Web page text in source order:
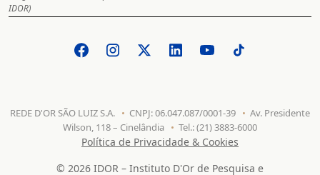
IDOR)
REDE D'OR SÃO LUIZ S.A. CNPJ: 06.047.087/0001-39
Av. Presidente
Wilson, 118 – Cinelândia
Tel.: (21) 3883-6000
© 2026 IDOR – Instituto D'Or de Pesquisa e
Política de Privacidade & Cookies